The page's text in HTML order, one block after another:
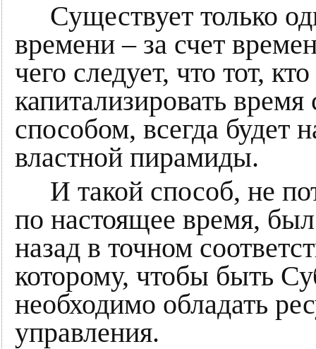
Существует только
времени – за счет
чего следует, что тот,
капитализировать
способом, всегда будет
властной пирамиды.
И такой способ, не
по настоящее время,
назад в точном
которому, чтобы быть
необходимо обладать
управления.